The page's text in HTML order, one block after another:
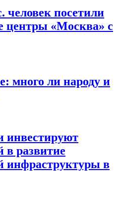
человек посетили
центры «Москва» с
много ли народу и
инвестируют
в развитие
инфраструктуры в